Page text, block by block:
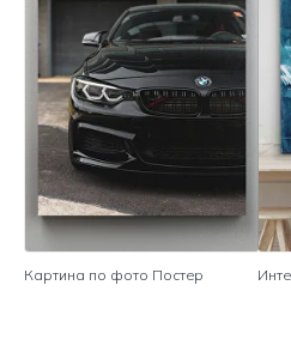
Картина по фото Постер